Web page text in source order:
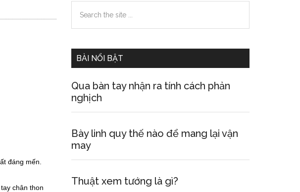
đáng mến.
chân thon
Primary
Sidebar
the
BÀI NỔI BẬT
Qua bàn tay nhận ra tính cách phản
nghịch
Bày linh quy thế nào để mang lại vận
may
Thuật xem tướng là gì?